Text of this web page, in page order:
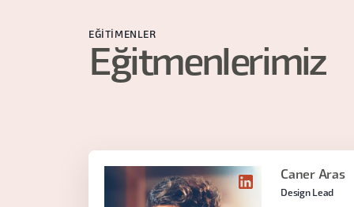
EĞITIMENLER
Eğitmenlerimiz
Caner Aras
Design Lead